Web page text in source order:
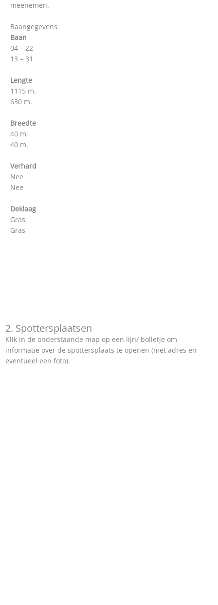
meenemen.
Baangegevens
Baan
04 – 22
13 – 31
Lengte
1115 m.
630 m.
Breedte
40 m.
40 m.
Verhard
Nee
Nee
Deklaag
Gras
Gras
2. Spottersplaatsen
Klik in de onderstaande map op een lijn/ bolletje om
informatie over de spottersplaats te openen (met adres en
eventueel een foto).